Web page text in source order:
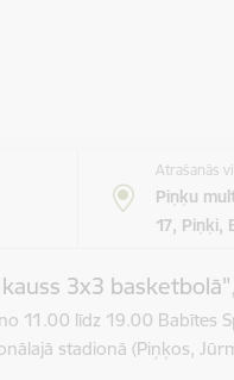
Atrašanās
Piņķu
17, Piņķi,
3x3
11.00 līdz 19.00 Babītes
stadionā (Piņķos,